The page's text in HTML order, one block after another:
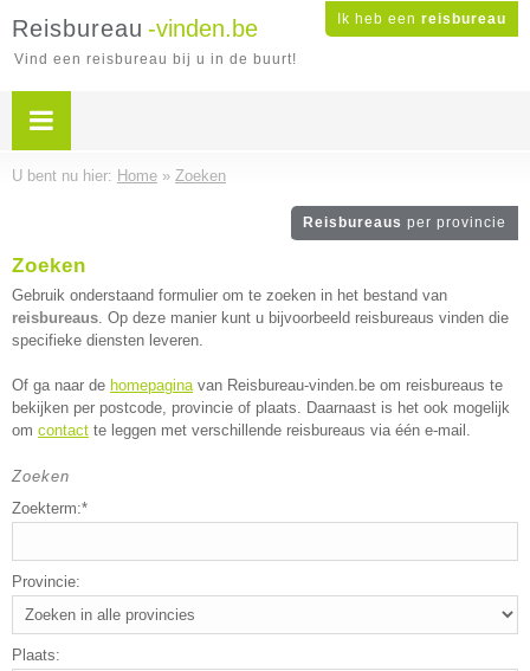
Ik heb een reisbureau
Reisbureau -vinden.be
Vind een reisbureau bij u in de buurt!
U bent nu hier: Home » Zoeken
Reisbureaus per provincie
Zoeken
Gebruik onderstaand formulier om te zoeken in het bestand van
reisbureaus. Op deze manier kunt u bijvoorbeeld reisbureaus vinden die
specifieke diensten leveren.
Of ga naar de homepaginavan Reisbureau-vinden.be om reisbureaus te
bekijken per postcode, provincie of plaats. Daarnaast is het ook mogelijk
om contact te leggen met verschillende reisbureaus via één e-mail.
Zoeken
Zoekterm:*
Provincie:
Plaats: